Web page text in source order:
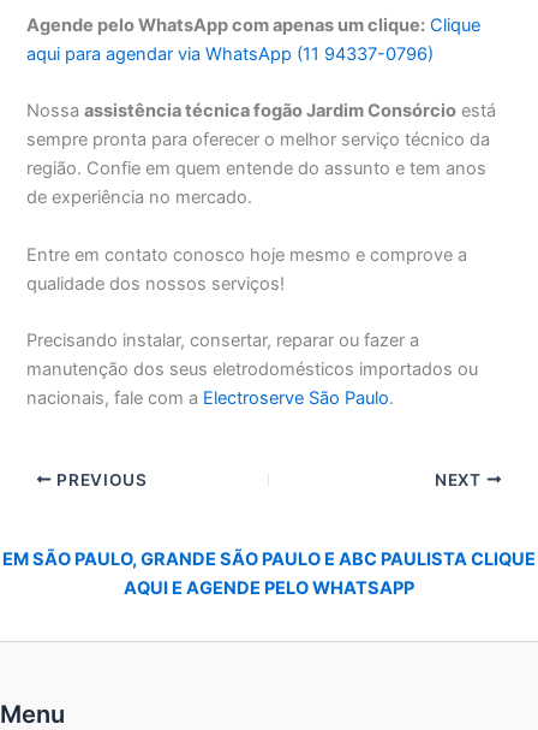
Agende pelo WhatsApp com apenas um clique: Clique
aqui para agendar via WhatsApp (11 94337-0796)
Nossaassistência técnica fogão Jardim Consórcio está
sempre pronta para oferecer o melhor serviço técnico da
região. Confie em quem entende do assunto e tem anos
de experiência no mercado.
Entre em contato conosco hoje mesmo e comprove a
qualidade dos nossos serviços!
Precisando instalar, consertar, reparar ou fazer a
manutenção dos seus eletrodomésticos importados ou
nacionais, fale com a Electroserve São Paulo.
PREVIOUS NEXT
EM SÃO PAULO, GRANDE SÃO PAULO E ABC PAULISTA CLIQUE
AQUI E AGENDE PELO WHATSAPP
Menu